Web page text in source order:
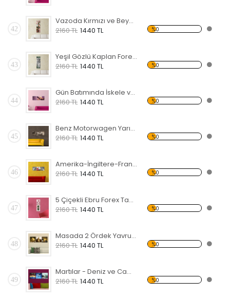
42
Vazoda Kırmızı ve Beyaz Çiçek Forex Tablo
2160 TL 1440 TL %0
43
Yeşil Gözlü Kaplan Forex Tablo
2160 TL 1440 TL %0
44
Gün Batımında İskele ve Deniz Forex Tablo
2160 TL 1440 TL %0
45
Benz Motorwagen Yarış Arabası Forex Tablo
2160 TL 1440 TL %0
46
Amerika-İngiltere-Fransa Simgeleri Forex Tablo
2160 TL 1440 TL %0
47
5 Çiçekli Ebru Forex Tablo
2160 TL 1440 TL %0
48
Masada 2 Ördek Yavrusu Forex Tablo
2160 TL 1440 TL %0
49
Martılar - Deniz ve Cami Forex Tablo
2160 TL 1440 TL %0